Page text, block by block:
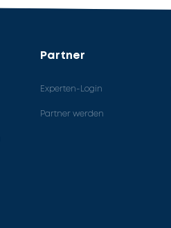
Partner
Experten-Login
Partner werden